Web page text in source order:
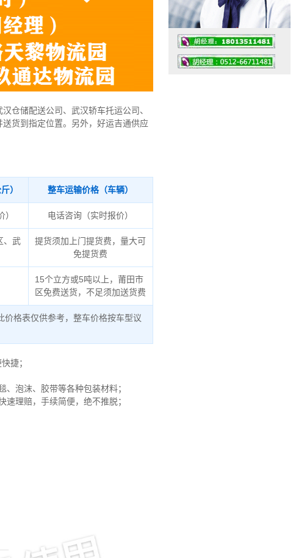
仓储配送公司、武汉轿车托运公司、
货到指定位置。另外，好运吉通供应
） 整车运输价格（车辆）
电话咨询（实时报价）
、武
提货须加上门提货费，量大可
免提货费
15个立方或5吨以上，莆田市
区免费送货，不足须加送货费
格表仅供参考，整车价格按车型议
捷；
泡沫、胶带等各种包装材料；
理赔，手续简便，绝不推脱；